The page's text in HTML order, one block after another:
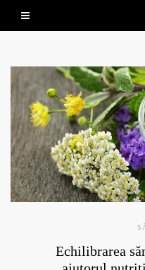
Echilibrarea